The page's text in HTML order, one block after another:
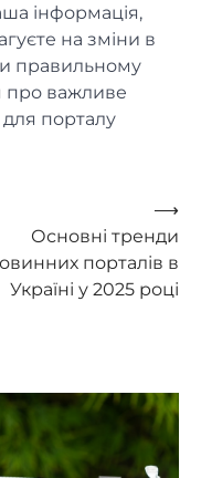
інформація,
на зміни в
правильному
про важливе
порталу
Основні тренди
порталів в
Україні у 2025 році
⟶